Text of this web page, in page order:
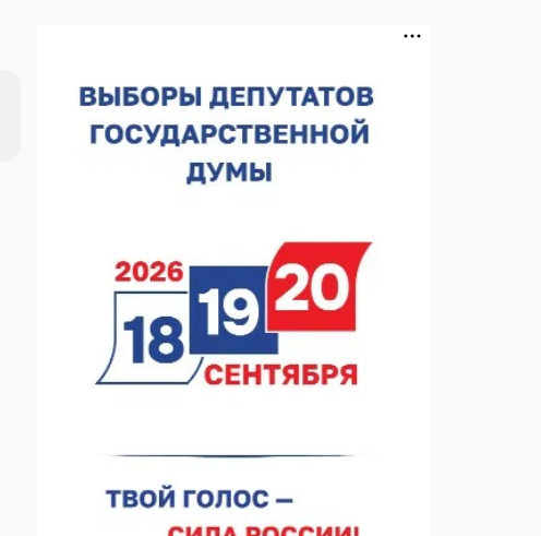
06.08.2026 16:08
Нижегородская область подписала соглашения с
регионами Киргизии
Видели ночь, бежали всю ночь... На
Нижневолжской набережной прошел необычный
забег
06.08.2026 15:25
Они закрыли наш гештальт
06.08.2026 15:05